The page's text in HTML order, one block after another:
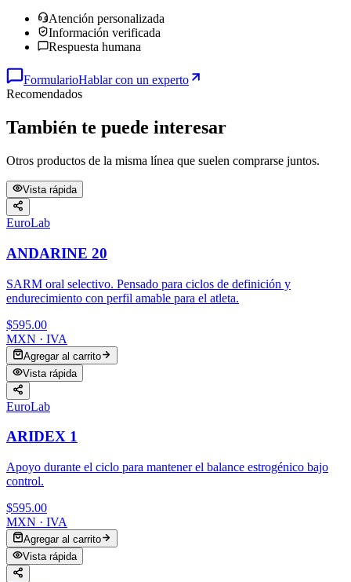
Atención personalizada
Información verificada
Respuesta humana
FormularioHablar con un experto
Recomendados
También te puede interesar
Otros productos de la misma línea que suelen comprarse juntos.
Vista rápida
EuroLab
ANDARINE 20
SARM oral selectivo. Pensado para ciclos de definición y
endurecimiento con perfil amable para el atleta.
$595.00
MXN · IVA
Agregar al carrito
Vista rápida
EuroLab
ARIDEX 1
Apoyo durante el ciclo para mantener el balance estrogénico bajo
control.
$595.00
MXN · IVA
Agregar al carrito
Vista rápida